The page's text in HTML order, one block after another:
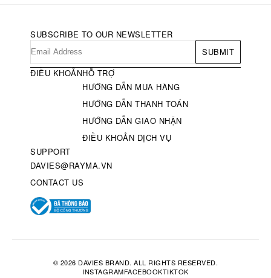
SUBSCRIBE TO OUR NEWSLETTER
SUBMIT
ĐIỀU KHOẢNHỖ TRỢ
HƯỚNG DẪN MUA HÀNG
HƯỚNG DẪN THANH TOÁN
HƯỚNG DẪN GIAO NHẬN
ĐIỀU KHOẢN DỊCH VỤ
SUPPORT
DAVIES@RAYMA.VN
CONTACT US
© 2026 DAVIES BRAND. ALL RIGHTS RESERVED.
INSTAGRAMFACEBOOKTIKTOK